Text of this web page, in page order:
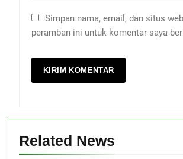
Simpan nama, email, dan situs
peramban ini untuk komentar saya
Related News